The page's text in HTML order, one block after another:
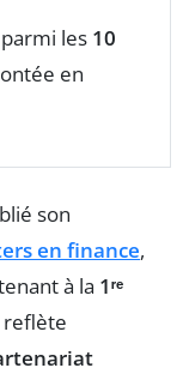
les 10
en
son
en finance,
à la 1ʳᵉ
reflète